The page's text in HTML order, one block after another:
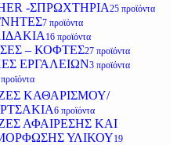
-ΣΠΡΩΧΤΗΡΙΑ25 προϊόντα
7 προϊόντα
16 προϊόντα
– ΚΟΦΤΕΣ27 προϊόντα
ΕΡΓΑΛΕΙΩΝ3 προϊόντα
ΚΑΘΑΡΙΣΜΟΥ/
6 προϊόντα
ΑΦΑΙΡΕΣΗΣ ΚΑΙ
ΥΛΙΚΟΥ19